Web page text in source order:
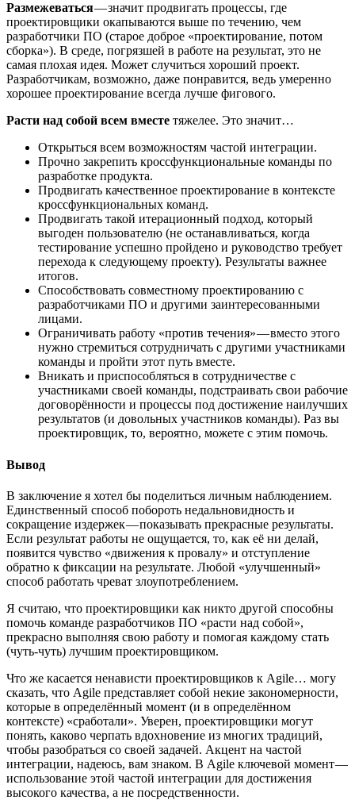
Размежеваться— значит продвигать процессы, где
проектировщики окапываются выше по течению, чем
разработчики ПО (старое доброе «проектирование, потом
сборка»). В среде, погрязшей в работе на результат, это не
самая плохая идея. Может случиться хороший проект.
Разработчикам, возможно, даже понравится, ведь умеренно
хорошее проектирование всегда лучше фигового.
Расти над собой всем вместе тяжелее. Это значит…
Открыться всем возможностям частой интеграции.
Прочно закрепить кроссфункциональные команды по
разработке продукта.
Продвигать качественное проектирование в контексте
кроссфункциональных команд.
Продвигать такой итерационный подход, который
выгоден пользователю (не останавливаться, когда
тестирование успешно пройдено и руководство требует
перехода к следующему проекту). Результаты важнее
итогов.
Способствовать совместному проектированию с
разработчиками ПО и другими заинтересованными
лицами.
Ограничивать работу «против течения» — вместо этого
нужно стремиться сотрудничать с другими участниками
команды и пройти этот путь вместе.
Вникать и приспособляться в сотрудничестве с
участниками своей команды, подстраивать свои рабочие
договорённости и процессы под достижение наилучших
результатов (и довольных участников команды). Раз вы
проектировщик, то, вероятно, можете с этим помочь.
Вывод
В заключение я хотел бы поделиться личным наблюдением.
Единственный способ побороть недальновидность и
сокращение издержек — показывать прекрасные результаты.
Если результат работы не ощущается, то, как её ни делай,
появится чувство «движения к провалу» и отступление
обратно к фиксации на результате. Любой «улучшенный»
способ работать чреват злоупотреблением.
Я считаю, что проектировщики как никто другой способны
помочь команде разработчиков ПО «расти над собой»,
прекрасно выполняя свою работу и помогая каждому стать
(чуть-чуть) лучшим проектировщиком.
Что же касается ненависти проектировщиков к Agile… могу
сказать, что Agile представляет собой некие закономерности,
которые в определённый момент (и в определённом
контексте) «сработали». Уверен, проектировщики могут
понять, каково черпать вдохновение из многих традиций,
чтобы разобраться со своей задачей. Акцент на частой
интеграции, надеюсь, вам знаком. В Agile ключевой момент —
использование этой частой интеграции для достижения
высокого качества, а не посредственности.